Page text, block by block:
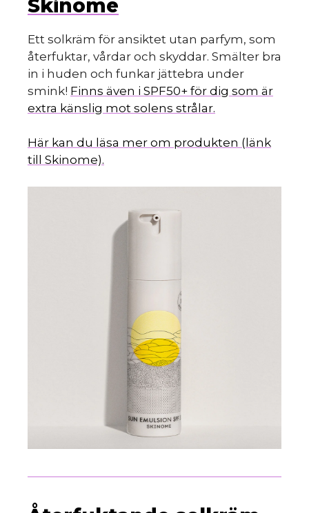
Skinome
Ett solkräm för ansiktet utan parfym, som
återfuktar, vårdar och skyddar. Smälter bra
in i huden och funkar jättebra under
smink! Finns även i SPF50+ för dig som är
extra känslig mot solens strålar.
Här kan du läsa mer om produkten (länk
till Skinome).